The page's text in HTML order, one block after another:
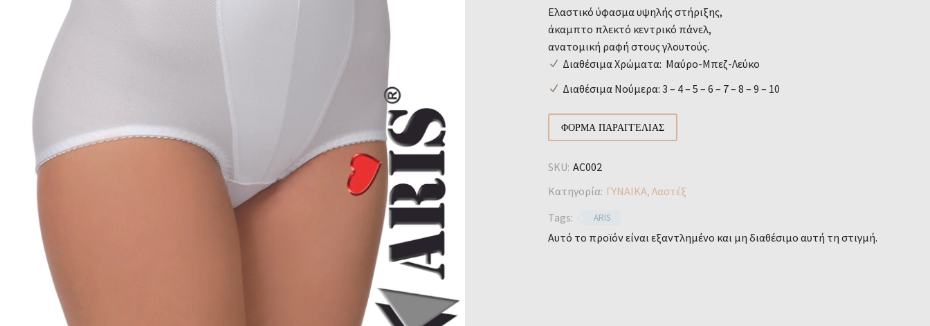
Ελαστικό ύφασμα υψηλής στήριξης,
άκαμπτο πλεκτό κεντρικό πάνελ,
ανατομική ραφή στους γλουτούς.
Διαθέσιμα Χρώματα: Μαύρο-Μπεζ-Λεύκο
Διαθέσιμα Νούμερα: 3 – 4 – 5 – 6 – 7 – 8 – 9 – 10
ΦΌΡΜΑ ΠΑΡΑΓΓΕΛΊΑΣ
SKU: AC002
Κατηγορία: ΓΥΝΑΙΚΑ, Λαστέξ
Tags:
ARIS
Αυτό το προϊόν είναι εξαντλημένο και μη διαθέσιμο αυτή τη στιγμή.